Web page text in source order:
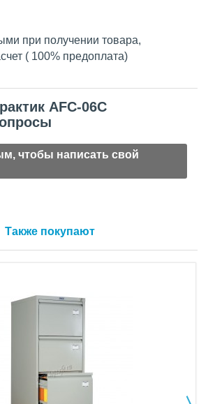
при получении товара,
( 100% предоплата)
AFC-06С
чтобы написать свой
Также покупают